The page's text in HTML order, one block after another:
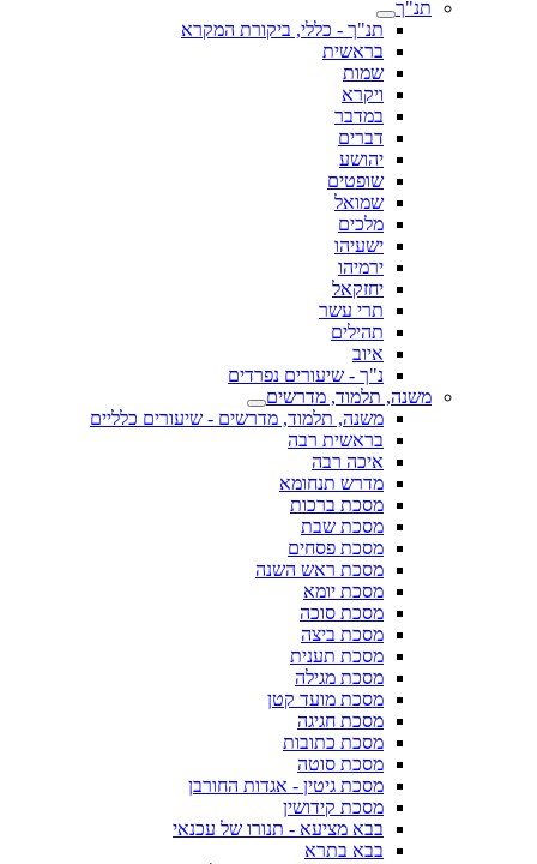
תנ"ך
תנ"ך - כללי, ביקורת המקרא
בראשית
שמות
ויקרא
במדבר
דברים
יהושע
שופטים
שמואל
מלכים
ישעיהו
ירמיהו
יחזקאל
תרי עשר
תהילים
איוב
נ"ך - שיעורים נפרדים
משנה, תלמוד, מדרשים
משנה, תלמוד, מדרשים - שיעורים כלליים
בראשית רבה
איכה רבה
מדרש תנחומא
מסכת ברכות
מסכת שבת
מסכת פסחים
מסכת ראש השנה
מסכת יומא
מסכת סוכה
מסכת ביצה
מסכת תענית
מסכת מגילה
מסכת מועד קטן
מסכת חגיגה
מסכת כתובות
מסכת סוטה
מסכת גיטין - אגדות החורבן
מסכת קידושין
בבא מציעא - תנורו של עכנאי
בבא בתרא